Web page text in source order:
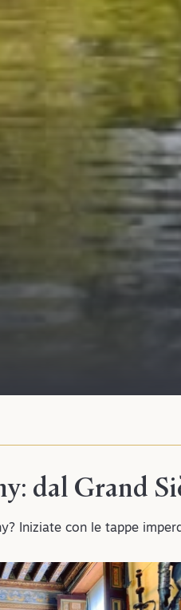
dal Grand
Iniziate con le tappe